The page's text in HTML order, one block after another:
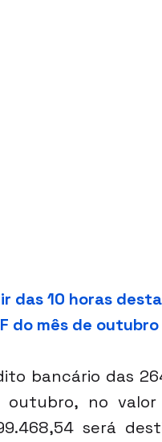
das 10 horas
do mês de
bancário das
outubro, no
será